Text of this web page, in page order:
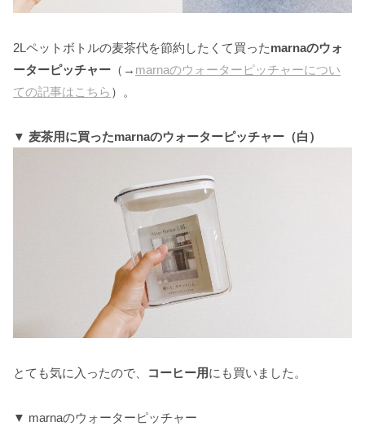
2Lペットボトルの麦茶代を節約したくて買ったmarnaのウォ
ーターピッチャー （→ marnaのウォーターピッチャーについ
ての記事はこちら ）。
▼ 麦茶用に買ったmarnaのウォーターピッチャー（白）
とても気に入ったので、 コーヒー用にも買いました。
▼ marnaのウォーターピッチャー